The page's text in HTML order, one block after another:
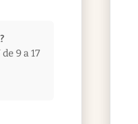
9 a 17